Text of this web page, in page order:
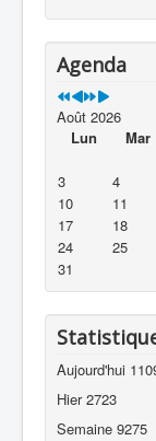
Agenda
Août 2026
Lun
Mar
3
4
10
11
17
18
24
25
31
Aujourd'hui
Hier2723
Semaine 9275